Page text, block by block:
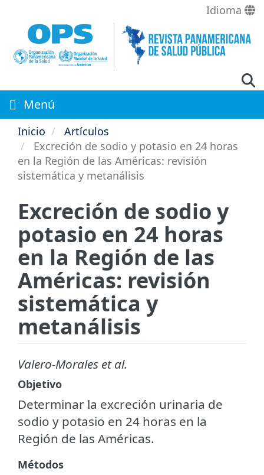
contenido
principal
Idioma
Menú
Inicio
Artículos
Excreción de sodio y potasio en 24 horas
en la Región de las Américas: revisión
sistemática y metanálisis
Excreción de sodio y
potasio en 24 horas
en la Región de las
Américas: revisión
sistemática y
metanálisis
Valero-Morales et al.
Objetivo
Determinar la excreción urinaria de
sodio y potasio en 24 horas en la
Región de las Américas.
Métodos